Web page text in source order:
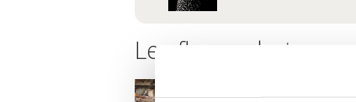
Les flere nyheter: